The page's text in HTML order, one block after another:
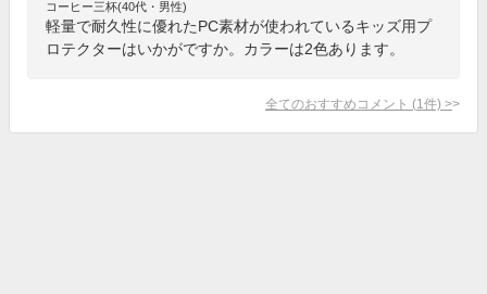
コーヒー三杯(40代・男性)
軽量で耐久性に優れたPC素材が使われているキッズ用プ
ロテクターはいかがですか。カラーは2色あります。
全てのおすすめコメント (1 件) >